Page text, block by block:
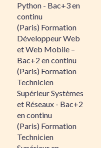
Python - Bac+3 en
continu
(Paris) Formation
Développeur Web
et Web Mobile –
Bac+2 en continu
(Paris) Formation
Technicien
Supérieur Systèmes
et Réseaux - Bac+2
en continu
(Paris) Formation
Technicien